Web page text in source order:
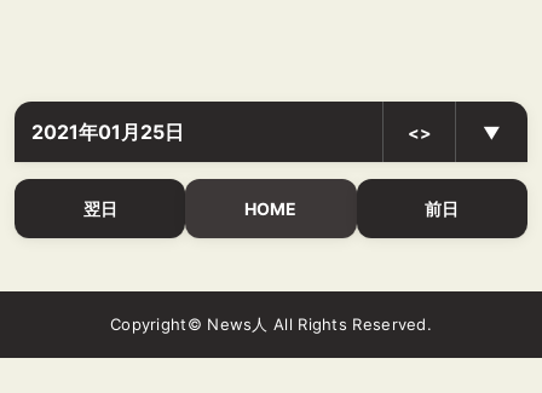
2021年01月25日 <> ▼
翌日 HOME 前日
Copyright© News人 All Rights Reserved.